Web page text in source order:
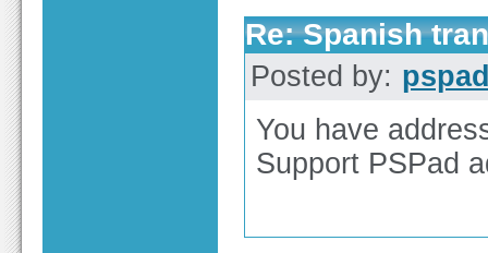
Re: Spanish
Posted by:
You have
Support PSPad